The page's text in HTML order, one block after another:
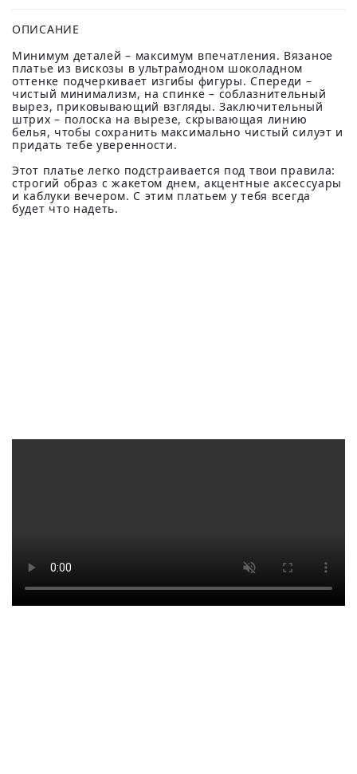
ОПИСАНИЕ
Минимум деталей – максимум впечатления. Вязаное
платье из вискозы в ультрамодном шоколадном
оттенке подчеркивает изгибы фигуры. Спереди –
чистый минимализм, на спинке – соблазнительный
вырез, приковывающий взгляды. Заключительный
штрих – полоска на вырезе, скрывающая линию
белья, чтобы сохранить максимально чистый силуэт и
придать тебе уверенности.
Этот платье легко подстраивается под твои правила:
строгий образ с жакетом днем, акцентные аксессуары
и каблуки вечером. С этим платьем у тебя всегда
будет что надеть.